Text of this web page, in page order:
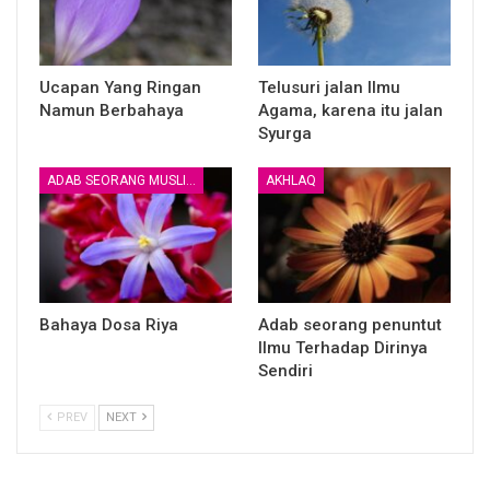
(Lihat kitab at-tuhaf karya syaikh Abdurrazzaq bin
Abdilmuhsin Al-badr, Hal: 42)
Penulis:Team Fawaid Al Misk
Dimurojaah oleh:Ustadz Imam Abu Abdillah
Artikel: https://almisk.or.id
Ucapan Yang Ringan
Namun Berbahaya
Telusuri jalan Ilmu
Agama, karena itu jalan
Syurga
ADAB SEORANG MUSLIM
Bahaya Dosa Riya
AKHLAQ
Adab seorang penuntut
Ilmu Terhadap Dirinya
Sendiri
PREV NEXT